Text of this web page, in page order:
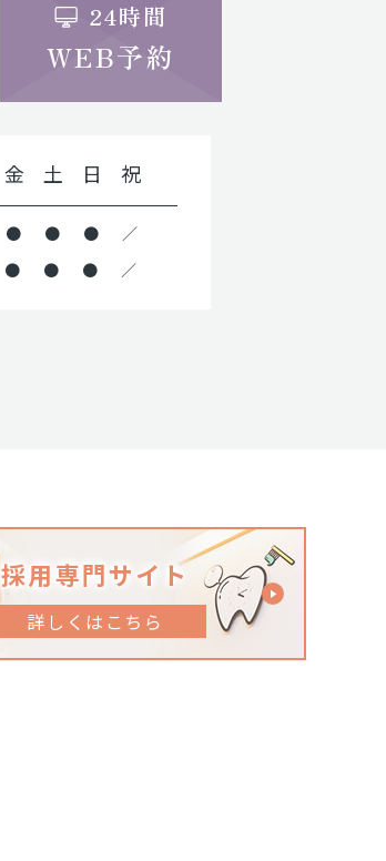
24時間
WEB予約
金 土 日 祝
● ● ● ／
● ● ● ／
採用専門サイト
詳しくはこちら